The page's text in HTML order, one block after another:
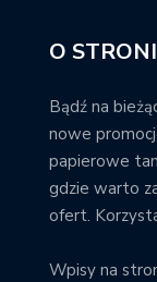
O
Bądź na
nowe
papierowe
gdzie warto
ofert.
Wpisy na